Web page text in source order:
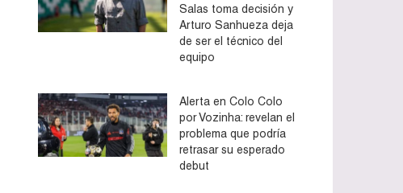
Salas toma decisión y
Arturo Sanhueza deja
de ser el técnico del
equipo
Alerta en Colo Colo
por Vozinha: revelan el
problema que podría
retrasar su esperado
debut